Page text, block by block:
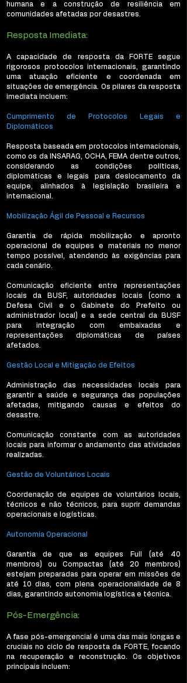
humana e a construção de resiliência em
comunidades afetadas por desastres.
Resposta Imediata:
A capacidade de resposta da FORTE segue
rigorosos protocolos internacionais, garantindo
uma atuação eficiente e coordenada em
situações de emergência. Os pilares da resposta
imediata incluem:
Cumprimento de Protocolos Legais e
Diplomáticos
Resposta baseada em protocolos internacionais,
como os da INSARAG, OCHA, FEMA dentre outros,
considerando as condições políticas,
diplomáticas e legais para deslocamento da
equipe, alinhados à legislação brasileira e
internacional.
Mobilização Ágil de Pessoal e Recursos
Garantia de rápida mobilização e apronto
operacional de equipes e materiais no menor
tempo possível, atendendo às exigências para
cada cenário.
Comunicação eficiente entre representações
locais da BUSF, autoridades locais (como a
Defesa Civil e o Gabinete do Prefeito ou
administrador local) e a sede central da BUSF
para integração com embaixadas e
representações diplomáticas de países
afetados.
Gestão Local e Mitigação de Efeitos
Administração das necessidades locais para
garantir a saúde e segurança das populações
afetadas, mitigando causas e efeitos do
desastre.
Comunicação constante com as autoridades
locais para informar o andamento das atividades
realizadas.
Gestão de Voluntários Locais
Coordenação de equipes de voluntários locais,
técnicos e não técnicos, para suprir demandas
operacionais e logísticas.
Autonomia Operacional
Garantia de que as equipes Full (até 40
membros) ou Compactas (até 20 membros)
estejam preparadas para operar em missões de
até 10 dias, com plena operacionalidade de 8
dias, garantindo autonomia logística e técnica.
Pós-Emergência:
A fase pós-emergencial é uma das mais longas e
cruciais no ciclo de resposta da FORTE, focando
na recuperação e reconstrução. Os objetivos
principais incluem: